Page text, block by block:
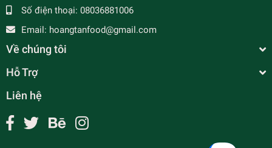
Số điện thoại: 08036881006
Email: hoangtanfood@gmail.com
Về chúng tôi
Hỗ Trợ
Liên hệ
undefined